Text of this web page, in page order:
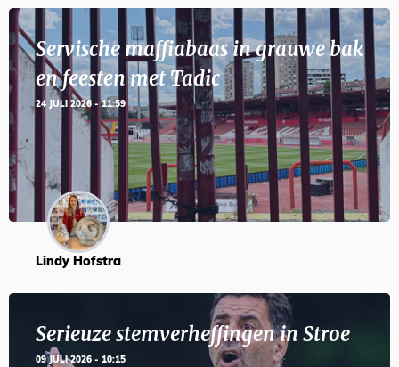
Servische maffiabaas in grauwe bak
en feesten met Tadic
24 JULI 2026 - 11:59
Lindy Hofstra
Serieuze stemverheffingen in Stroe
09 JULI 2026 - 10:15